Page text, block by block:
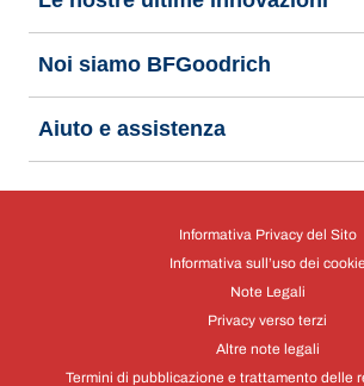
Noi siamo BFGoodrich
Aiuto e assistenza
Informativa Privacy del Sito
Informativa sull’uso dei cookie
Note Legali
Privacy verso terzi
Altre note legali
Termini di pubblicazione e trattamento delle